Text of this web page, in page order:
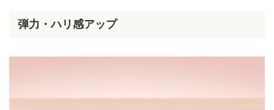
弾力・ハリ感アップ